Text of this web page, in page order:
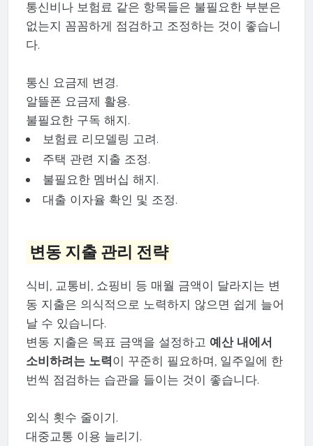
통신비나 보험료 같은 항목들은 불필요한 부분은
없는지 꼼꼼하게 점검하고 조정하는 것이 좋습니
다.
통신 요금제 변경.
알뜰폰 요금제 활용.
불필요한 구독 해지.
보험료 리모델링 고려.
주택 관련 지출 조정.
불필요한 멤버십 해지.
대출 이자율 확인 및 조정.
변동 지출 관리 전략
식비, 교통비, 쇼핑비 등 매월 금액이 달라지는 변
동 지출은 의식적으로 노력하지 않으면 쉽게 늘어
날 수 있습니다.
변동 지출은 목표 금액을 설정하고 예산 내에서
소비하려는 노력이 꾸준히 필요하며, 일주일에 한
번씩 점검하는 습관을 들이는 것이 좋습니다.
외식 횟수 줄이기.
대중교통 이용 늘리기.